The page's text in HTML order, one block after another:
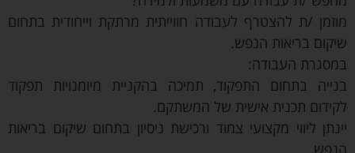
מוזמן /ת להצטרף לעבודה חווייתית מרתקת וייחודית בתחום
שיקום בריאות הנפש.
במסגרת העבודה:
בנייה בתחום התפקוד, תמיכה בהקניית מיומנויות תפקוד
לקידום תכנית אישית של המשתקם.
יינתן ליווי מקצועי צמוד ורכישת ניסיון בתחום שיקום בריאות
הנפש.